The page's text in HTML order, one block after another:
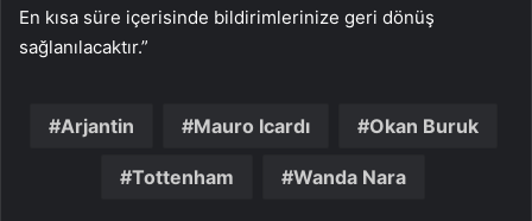
En kısa süre içerisinde bildirimlerinize geri dönüş
sağlanılacaktır.”
Arjantin Mauro Icardı Okan Buruk
Tottenham Wanda Nara